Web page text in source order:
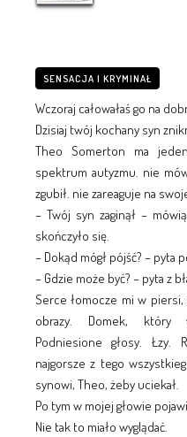
SENSACJA I KRYMINAŁ
Wczoraj całowałaś go na
Dzisiaj twój kochany syn
Theo Somerton ma
spektrum autyzmu. nie
zgubił. nie zareaguje na
– Twój syn zaginął –
skończyło się.
– Dokąd mógł pójść? – pyta
– Gdzie może być? – pyta z
Serce łomocze mi w
obrazy. Domek, który
Podniesione głosy. Łzy.
najgorsze z tego
synowi, Theo, żeby uciekał.
Po tym w mojej głowie
Nie tak to miało wyglądać.